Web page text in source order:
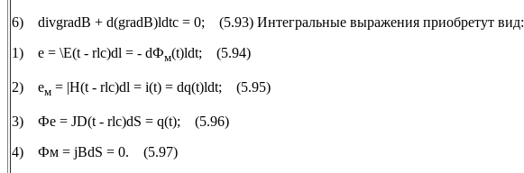
6) divgradB + d(gradB)ldtc = 0; (5.93) Интегральные выражения приобретут вид:
1) е = \E(t - rlc)dl = - dФм(t)ldt; (5.94)
2) ем = |H(t - rlc)dl = i(t) = dq(t)ldt; (5.95)
3) Фе = JD(t - rlc)dS = q(t); (5.96)
4) Фм = jBdS = 0. (5.97)